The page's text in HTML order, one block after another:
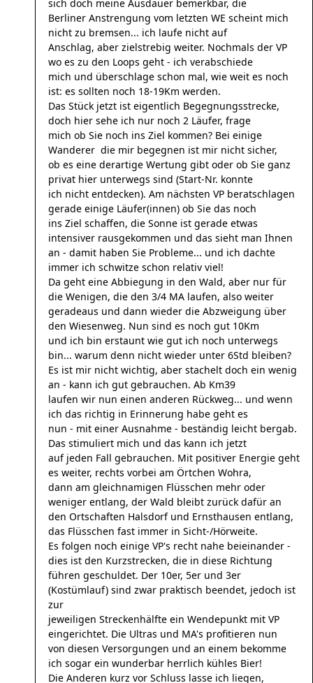
sich doch meine Ausdauer bemerkbar, die
Berliner Anstrengung vom letzten WE scheint mich
nicht zu bremsen... ich laufe nicht auf
Anschlag, aber zielstrebig weiter. Nochmals der VP
wo es zu den Loops geht - ich verabschiede
mich und überschlage schon mal, wie weit es noch
ist: es sollten noch 18-19Km werden.
Das Stück jetzt ist eigentlich Begegnungsstrecke,
doch hier sehe ich nur noch 2 Läufer, frage
mich ob Sie noch ins Ziel kommen? Bei einige
Wanderer die mir begegnen ist mir nicht sicher,
ob es eine derartige Wertung gibt oder ob Sie ganz
privat hier unterwegs sind (Start-Nr. konnte
ich nicht entdecken). Am nächsten VP beratschlagen
gerade einige Läufer(innen) ob Sie das noch
ins Ziel schaffen, die Sonne ist gerade etwas
intensiver rausgekommen und das sieht man Ihnen
an - damit haben Sie Probleme... und ich dachte
immer ich schwitze schon relativ viel!
Da geht eine Abbiegung in den Wald, aber nur für
die Wenigen, die den 3/4 MA laufen, also weiter
geradeaus und dann wieder die Abzweigung über
den Wiesenweg. Nun sind es noch gut 10Km
und ich bin erstaunt wie gut ich noch unterwegs
bin... warum denn nicht wieder unter 6Std bleiben?
Es ist mir nicht wichtig, aber stachelt doch ein wenig
an - kann ich gut gebrauchen. Ab Km39
laufen wir nun einen anderen Rückweg... und wenn
ich das richtig in Erinnerung habe geht es
nun - mit einer Ausnahme - beständig leicht bergab.
Das stimuliert mich und das kann ich jetzt
auf jeden Fall gebrauchen. Mit positiver Energie geht
es weiter, rechts vorbei am Örtchen Wohra,
dann am gleichnamigen Flüsschen mehr oder
weniger entlang, der Wald bleibt zurück dafür an
den Ortschaften Halsdorf und Ernsthausen entlang,
das Flüsschen fast immer in Sicht-/Hörweite.
Es folgen noch einige VP's recht nahe beieinander -
dies ist den Kurzstrecken, die in diese Richtung
führen geschuldet. Der 10er, 5er und 3er
(Kostümlauf) sind zwar praktisch beendet, jedoch ist
zur
jeweiligen Streckenhälfte ein Wendepunkt mit VP
eingerichtet. Die Ultras und MA's profitieren nun
von diesen Versorgungen und an einem bekomme
ich sogar ein wunderbar herrlich kühles Bier!
Die Anderen kurz vor Schluss lasse ich liegen,